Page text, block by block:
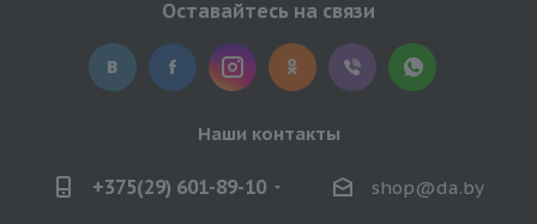
Оставайтесь на связи
Наши контакты
+375(29) 601-89-10 shop@da.by